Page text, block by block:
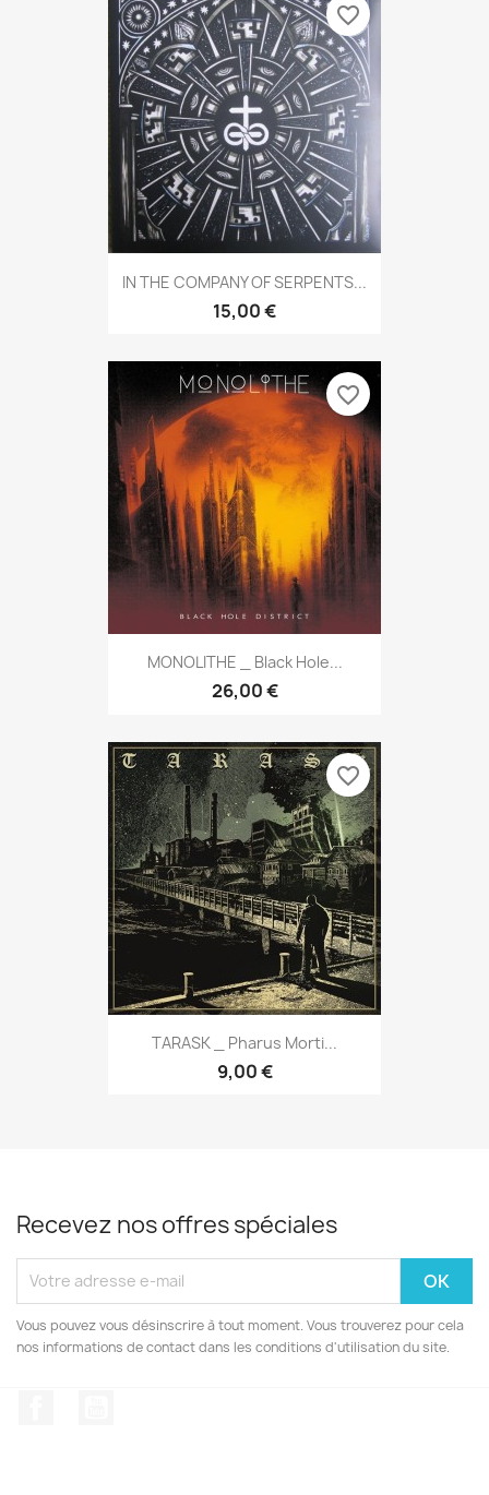
IN THE COMPANY OF SERPENTS...
15,00 €
favorite_border
MONOLITHE _ Black Hole...
26,00 €
favorite_border
TARASK _ Pharus Morti...
9,00 €
favorite_border
Recevez nos offres spéciales
Vous pouvez vous désinscrire à tout moment. Vous trouverez pour cela
nos informations de contact dans les conditions d'utilisation du site.